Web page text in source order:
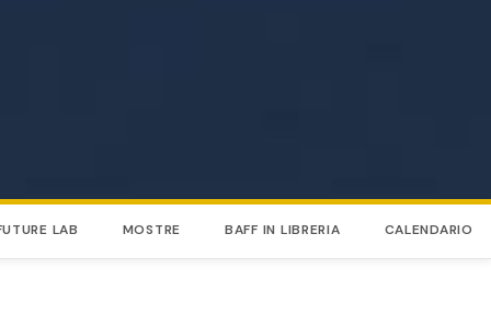
LAB MOSTRE BAFF IN LIBRERIA CALENDARIO